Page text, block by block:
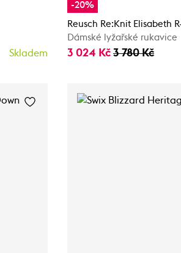
Skladem
-20%
Reusch Re:Knit Elisabeth
Dámské lyžařské rukavice
3 024 Kč 3 780 Kč